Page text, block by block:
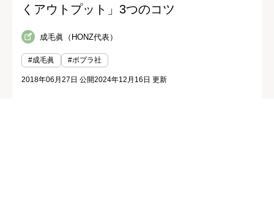
くアウトプット」3つのコツ
成毛眞（HONZ代表）
#成毛眞 #ポプラ社
2018年06月27日 公開2024年12月16日 更新